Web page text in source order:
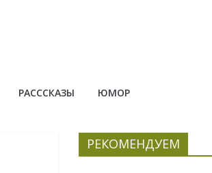
РАСССКАЗЫ ЮМОР
РЕКОМЕНДУЕМ